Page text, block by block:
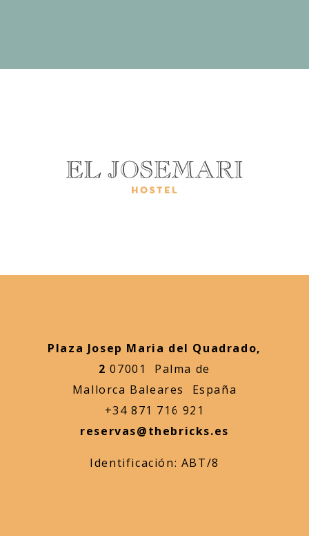
Plaza Josep Maria del Quadrado,
2 07001 Palma de
Mallorca Baleares España
+34 871 716 921
reservas@thebricks.es
Identificación: ABT/8